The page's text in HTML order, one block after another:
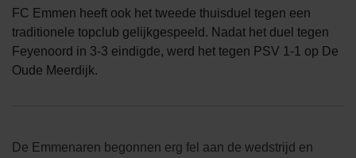
FC Emmen heeft ook het tweede thuisduel tegen een
traditionele topclub gelijkgespeeld. Nadat het duel tegen
Feyenoord in 3-3 eindigde, werd het tegen PSV 1-1 op De
Oude Meerdijk.
De Emmenaren begonnen erg fel aan de wedstrijd en